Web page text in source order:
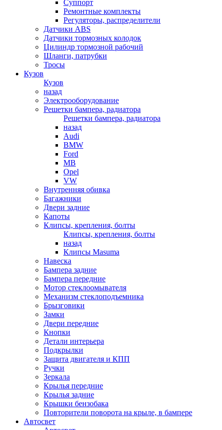
Суппорт
Ремонтные комплекты
Регуляторы, распределители
Датчики ABS
Датчики тормозных колодок
Цилиндр тормозной рабочий
Шланги, патрубки
Тросы
Кузов
Кузов
назад
Электрооборудование
Решетки бампера, радиатора
Решетки бампера, радиатора
назад
Audi
BMW
Ford
MB
Opel
VW
Внутренняя обивка
Багажники
Двери задние
Капоты
Клипсы, крепления, болты
Клипсы, крепления, болты
назад
Клипсы Masuma
Навеска
Бампера задние
Бампера передние
Мотор стеклоомывателя
Механизм стеклоподъемника
Брызговики
Замки
Двери передние
Кнопки
Детали интерьера
Подкрылки
Защита двигателя и КПП
Ручки
Зеркала
Крылья передние
Крылья задние
Крышки бензобака
Повторители поворота на крыле, в бампере
Автосвет